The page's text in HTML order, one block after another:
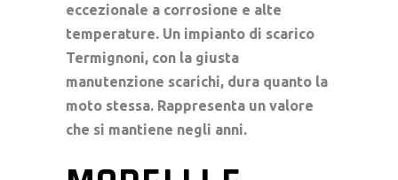
eccezionale a corrosione e alte
temperature. Un impianto di scarico
Termignoni, con la giusta
manutenzione scarichi, dura quanto la
moto stessa. Rappresenta un valore
che si mantiene negli anni.